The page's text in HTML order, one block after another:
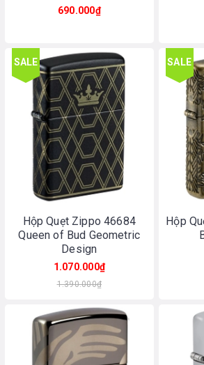
690.000₫
SALE
Hộp Quẹt Zippo 46684
Queen of Bud Geometric
Design
1.070.000₫
1.390.000₫
SALE
Hộp